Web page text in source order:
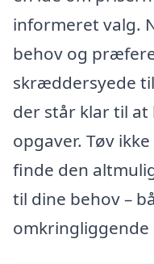
informeret valg.
behov og
skræddersyede
der står klar til
opgaver. Tøv
finde den
til dine behov –
omkringliggende